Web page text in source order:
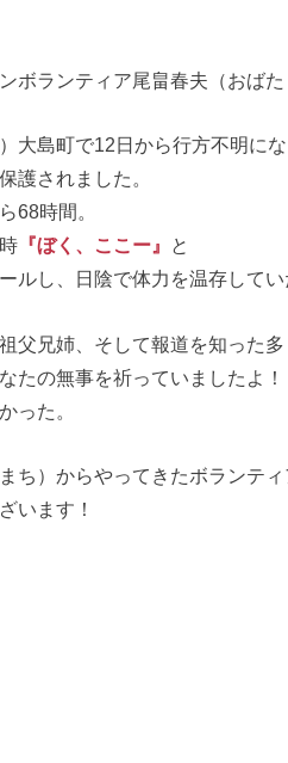
ボランティア尾畠春夫（おばた
大島町で12日から行方不明に
護されました。
68時間。
『ぼく、ここー』
と
ルし、日陰で体力を温存して
父兄姉、そして報道を知った
たの無事を祈っていましたよ！
った。
ち）からやってきたボランティ
います！